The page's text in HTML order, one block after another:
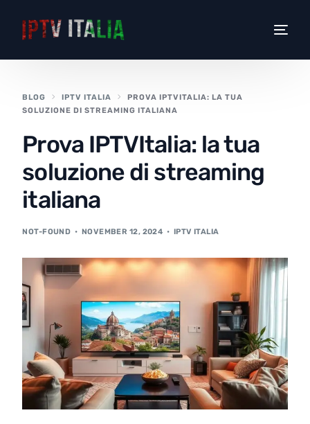
BLOG IPTV ITALIA
PROVA IPTVITALIA: LA TUA
SOLUZIONE DI STREAMING ITALIANA
Prova IPTVItalia: la tua
soluzione di streaming
italiana
NOT-FOUND NOVEMBER 12, 2024 IPTV ITALIA